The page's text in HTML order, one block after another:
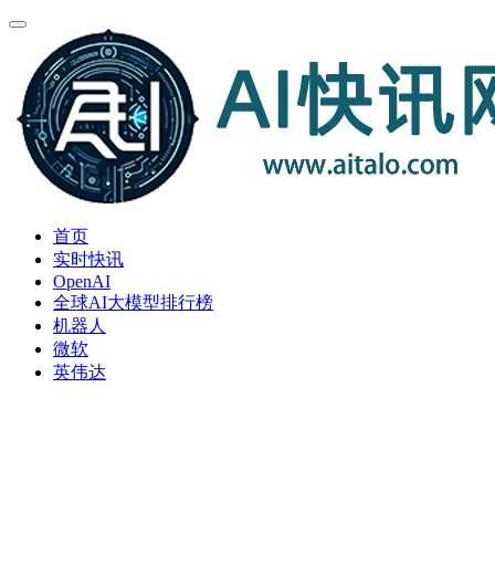
首页
实时快讯
OpenAI
全球AI大模型排行榜
机器人
微软
英伟达